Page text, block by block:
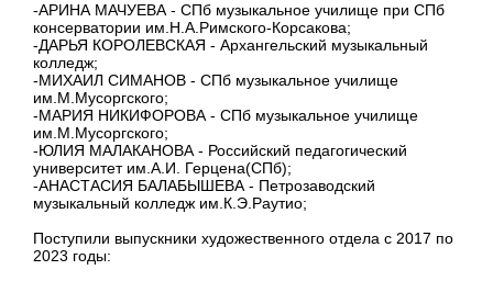
-АРИНА МАЧУЕВА - СПб музыкальное училище при СПб
консерватории им.Н.А.Римского-Корсакова;
-ДАРЬЯ КОРОЛЕВСКАЯ - Архангельский музыкальный
колледж;
-МИХАИЛ СИМАНОВ - СПб музыкальное училище
им.М.Мусоргского;
-МАРИЯ НИКИФОРОВА - СПб музыкальное училище
им.М.Мусоргского;
-ЮЛИЯ МАЛАКАНОВА - Российский педагогический
университет им.А.И. Герцена(СПб);
-АНАСТАСИЯ БАЛАБЫШЕВА - Петрозаводский
музыкальный колледж им.К.Э.Раутио;
Поступили выпускники художественного отдела с 2017 по
2023 годы: